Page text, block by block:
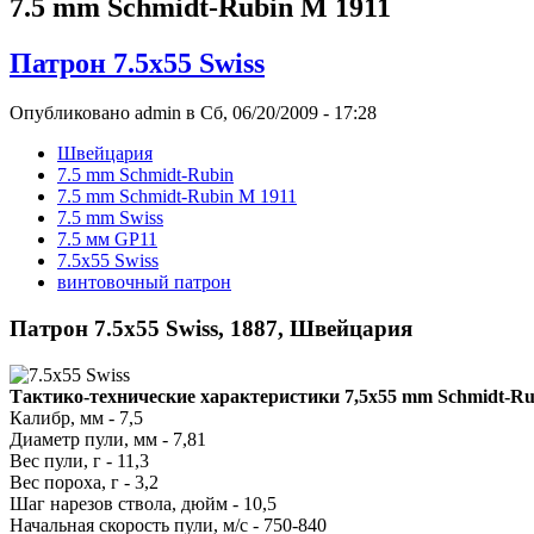
7.5 mm Schmidt-Rubin M 1911
Патрон 7.5x55 Swiss
Опубликовано admin в Сб, 06/20/2009 - 17:28
Швейцария
7.5 mm Schmidt-Rubin
7.5 mm Schmidt-Rubin M 1911
7.5 mm Swiss
7.5 мм GP11
7.5x55 Swiss
винтовочный патрон
Патрон 7.5x55 Swiss, 1887, Швейцария
Тактико-технические характеристики 7,5х55 mm Schmidt-
Калибр, мм - 7,5
Диаметр пули, мм - 7,81
Вес пули, г - 11,3
Вес пороха, г - 3,2
Шаг нарезов ствола, дюйм - 10,5
Начальная скорость пули, м/с - 750-840